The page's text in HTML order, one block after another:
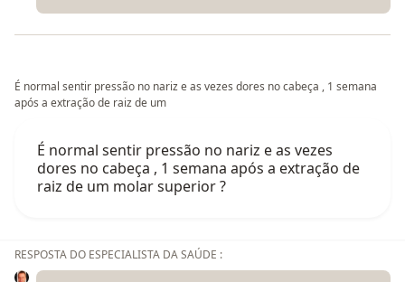
É normal sentir pressão no nariz e as vezes dores no cabeça , 1 semana
após a extração de raiz de um
É normal sentir pressão no nariz e as vezes
dores no cabeça , 1 semana após a extração de
raiz de um molar superior ?
RESPOSTA DO ESPECIALISTA DA SAÚDE :